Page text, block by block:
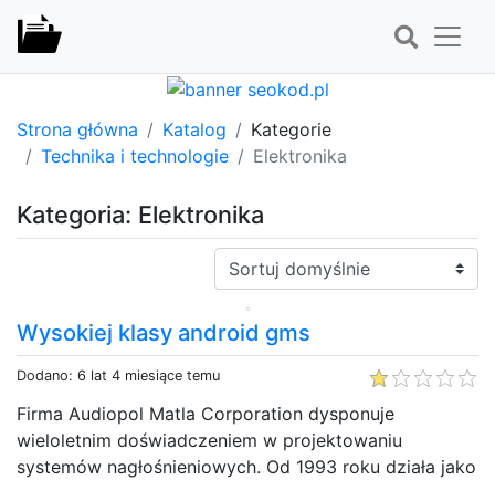
Strona główna Katalog
Kategorie
Technika i technologie
Elektronika
Kategoria: Elektronika
Sortuj:
Wysokiej klasy android gms
Dodano: 6 lat 4 miesiące temu
Firma Audiopol Matla Corporation dysponuje
wieloletnim doświadczeniem w projektowaniu
systemów nagłośnieniowych. Od 1993 roku działa jako